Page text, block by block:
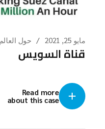
مايو 25, 2021 حول العالم
قناة السويس
Read more
about this case